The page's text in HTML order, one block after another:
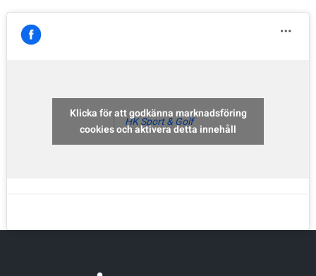
Övrigt
Övrigt
Padel
Sportswear
HK Sport & Golf
Klicka för att godkänna marknadsföring
cookies och aktivera detta innehåll